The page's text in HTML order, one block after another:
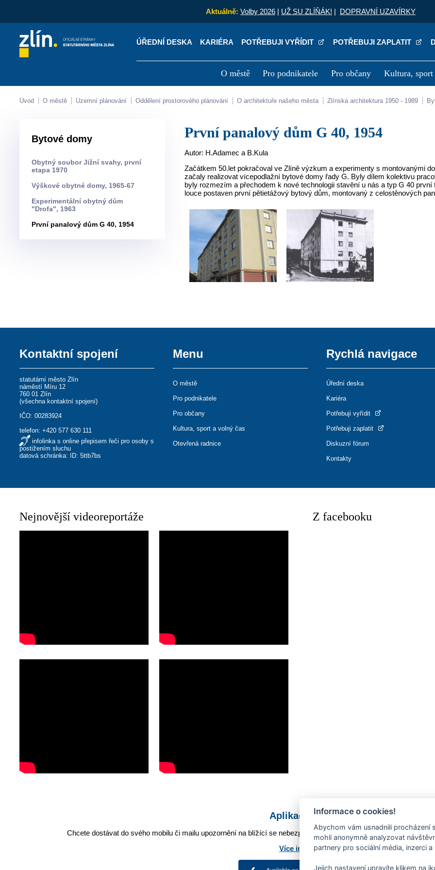
Aktuálně: Volby 2026 | UŽ SU ZLÍŇÁK! | DOPRAVNÍ UZAVÍRKY
ÚŘEDNÍ DESKA KARIÉRA POTŘEBUJI VYŘÍDIT POTŘEBUJI ZAPLATIT
O městě Pro podnikatele Pro občany Kultura, sport
Kontakty Úřední deska Kariéra
Úvod O městě Územní plánování Oddělení prostorového plánování O architektuře našeho města Zlínská architektura 1950 - 1989
Bytové domy
Obytný soubor Jižní svahy, první
etapa 1970
Výškové obytné domy, 1965-67
Experimentální obytný dům
"Drofa", 1963
První panalový dům G 40, 1954
První panalový dům G 40, 1954
Autor: H.Adamec a B.Kula
Začátkem 50.let pokračoval ve Zlíně výzkum a experimenty s montovanými
začaly realizovat vícepodlažní bytové domy řady G. Byly dílem kolektivu
byly rozmezím a přechodem k nové technologii stavění u nás a typ G 40
louce postaven první pětietážový bytový dům, montovaný z celostěnových
Kontaktní spojení
statutární město Zlín
náměstí Míru 12
760 01 Zlín
(všechna kontaktní spojení)
IČO: 00283924
telefon:+420 577 630 111
infolinka s online přepisem řeči pro osoby s
postižením sluchu
datová schránka: ID: 5ttb7bs
Menu
O městě
Pro podnikatele
Pro občany
Kultura, sport a volný čas
Otevřená radnice
Rychlá navigace
Úřední deska
Kariéra
Potřebuji vyřídit
Potřebuji zaplatit
Diskuzní fórum
Kontakty
Nejnovější videoreportáže Z facebooku
Aplikace Mobilní rozhlas
Chcete dostávat do svého mobilu či mailu upozornění na blížící se nebezpečí, odstávky, poruchy a výpadky
Více informací o aplikaci
Informace o cookies!
Abychom vám usnadnili procházení
mohli anonymně analyzovat
partnery pro sociální média, inzerci a
Jejich nastavení upravíte klikem na